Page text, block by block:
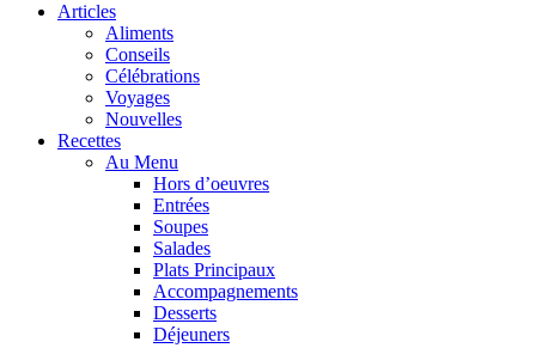
Articles
Aliments
Conseils
Célébrations
Voyages
Nouvelles
Recettes
Au Menu
Hors d’oeuvres
Entrées
Soupes
Salades
Plats Principaux
Accompagnements
Desserts
Déjeuners